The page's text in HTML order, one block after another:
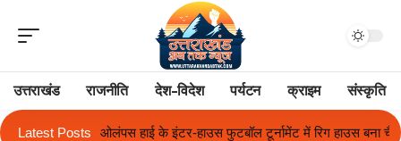
उत्तराखंड राजनीति देश-विदेश पर्यटन क्राइम संस्कृति
Latest Posts
टूर्नामेंट में रिग हाउस बना चैंपियन तुलाज़ ने रचा इतिहास, संस्थान से बना